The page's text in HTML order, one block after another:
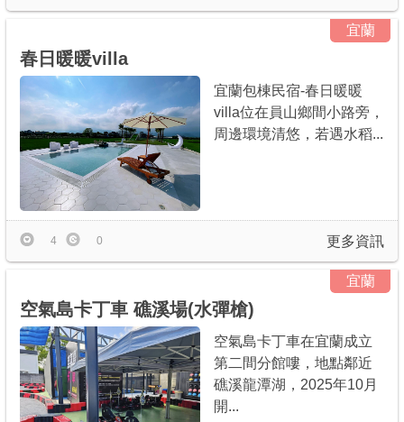
宜蘭
春日暖暖villa
宜蘭包棟民宿-春日暖暖
villa位在員山鄉間小路旁，
周邊環境清悠，若遇水稻...
更多資訊
4 0
宜蘭
空氣島卡丁車 礁溪場(水彈槍)
空氣島卡丁車在宜蘭成立
第二間分館嘍，地點鄰近
礁溪龍潭湖，2025年10月
開...